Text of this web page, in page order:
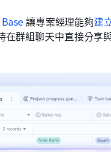
讓專案經理能夠建
群組聊天中直接分享